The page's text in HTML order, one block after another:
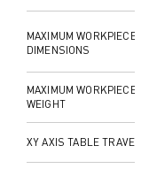
𝛼...
MAXIMUM WORKPIECE
DIMENSIONS
MAXIMUM WORKPIECE
WEIGHT
XY AXIS TABLE TRAVEL